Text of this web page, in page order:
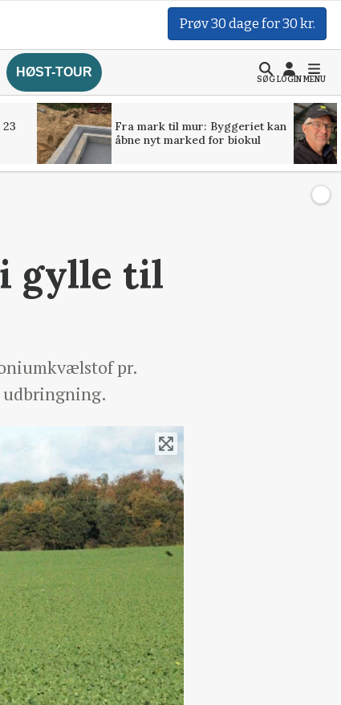
Prøv 30 dage for 30 kr.
HØST-TOUR
SØGLOGINMENU
Fra mark til mur: Byggeriet kan
åbne nyt marked for biokul
gylle til
pr.
udbringning.